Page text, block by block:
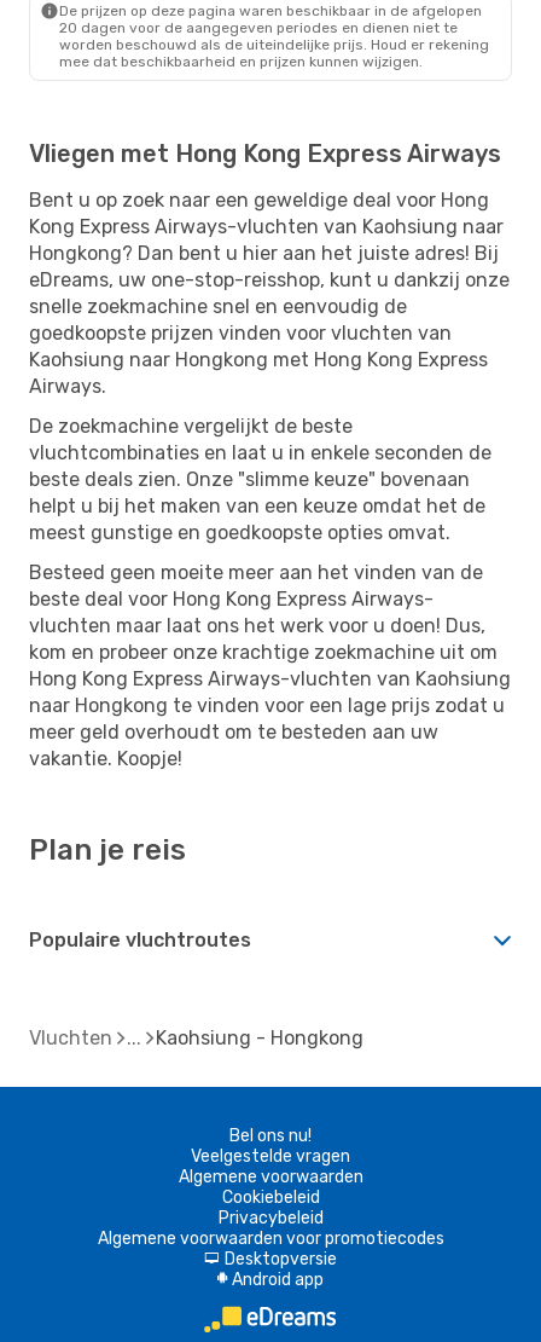
De prijzen op deze pagina waren beschikbaar in de afgelopen
20 dagen voor de aangegeven periodes en dienen niet te
worden beschouwd als de uiteindelijke prijs. Houd er rekening
mee dat beschikbaarheid en prijzen kunnen wijzigen.
Vliegen met Hong Kong Express Airways
Bent u op zoek naar een geweldige deal voor Hong
Kong Express Airways-vluchten van Kaohsiung naar
Hongkong? Dan bent u hier aan het juiste adres! Bij
eDreams, uw one-stop-reisshop, kunt u dankzij onze
snelle zoekmachine snel en eenvoudig de
goedkoopste prijzen vinden voor vluchten van
Kaohsiung naar Hongkong met Hong Kong Express
Airways.
De zoekmachine vergelijkt de beste
vluchtcombinaties en laat u in enkele seconden de
beste deals zien. Onze "slimme keuze" bovenaan
helpt u bij het maken van een keuze omdat het de
meest gunstige en goedkoopste opties omvat.
Besteed geen moeite meer aan het vinden van de
beste deal voor Hong Kong Express Airways-
vluchten maar laat ons het werk voor u doen! Dus,
kom en probeer onze krachtige zoekmachine uit om
Hong Kong Express Airways-vluchten van Kaohsiung
naar Hongkong te vinden voor een lage prijs zodat u
meer geld overhoudt om te besteden aan uw
vakantie. Koopje!
Plan je reis
Populaire vluchtroutes
Vluchten Kaohsiung - Hongkong
Bel ons nu!
Veelgestelde vragen
Algemene voorwaarden
Cookiebeleid
Privacybeleid
Algemene voorwaarden voor promotiecodes
d Desktopversie
A Android app